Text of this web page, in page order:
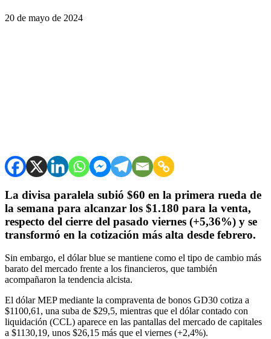
20 de mayo de 2024
La divisa paralela subió $60 en la primera rueda de
la semana para alcanzar los $1.180 para la venta,
respecto del cierre del pasado viernes (+5,36%) y se
transformó en la cotización más alta desde febrero.
Sin embargo, el dólar blue se mantiene como el tipo de cambio más
barato del mercado frente a los financieros, que también
acompañaron la tendencia alcista.
El dólar MEP mediante la compraventa de bonos GD30 cotiza a
$1100,61, una suba de $29,5, mientras que el dólar contado con
liquidación (CCL) aparece en las pantallas del mercado de capitales
a $1130,19, unos $26,15 más que el viernes (+2,4%).